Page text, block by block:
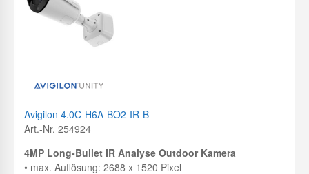
Avigilon 4.0C-H6A-BO2-IR-B
Art.-Nr. 254924
4MP Long-Bullet IR Analyse Outdoor Kamera
• max. Auflösung: 2688 x 1520 Pixel